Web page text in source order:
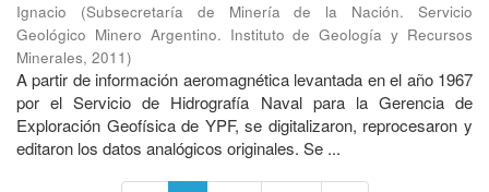
Ignacio
(Subsecretaría de Minería de la Nación. Servicio
Geológico Minero Argentino. Instituto de Geología y Recursos
Minerales, 2011)
A partir de información aeromagnética levantada en el año 1967
por el Servicio de Hidrografía Naval para la Gerencia de
Exploración Geofísica de YPF, se digitalizaron, reprocesaron y
editaron los datos analógicos originales. Se ...